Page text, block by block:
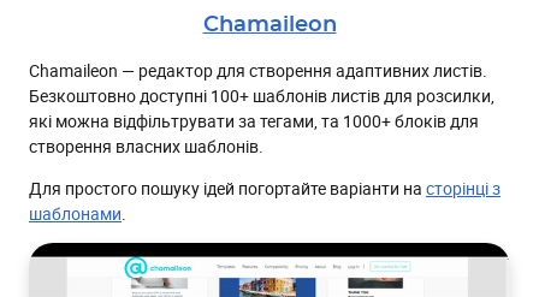
Chamaileon
Chamaileon — редактор для створення адаптивних листів.
Безкоштовно доступні 100+ шаблонів листів для розсилки,
які можна відфільтрувати за тегами, та 1000+ блоків для
створення власних шаблонів.
Для простого пошуку ідей погортайте варіанти на сторінці з
шаблонами.